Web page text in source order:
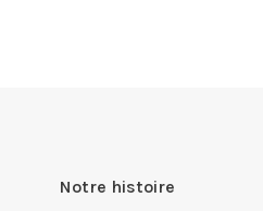
Notre histoire